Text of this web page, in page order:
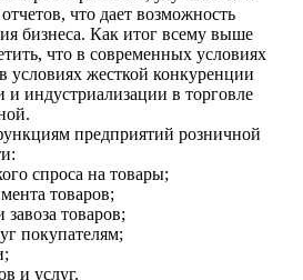
что дает возможность
бизнеса. Как итог всему выше
что в современных условиях
жесткой конкуренции
и индустриализации в торговле
предприятий розничной
спроса на товары;
товаров;
товаров;
покупателям;
и услуг.